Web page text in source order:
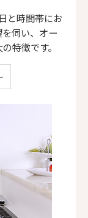
と時間帯にお
伺い、オー
特徴です。